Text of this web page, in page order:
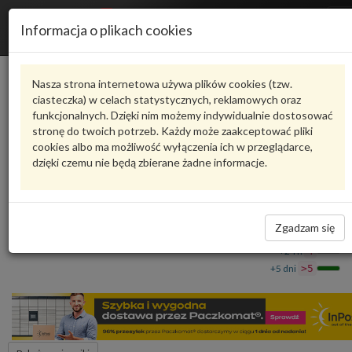
Informacja o plikach cookies
Nasza strona internetowa używa plików cookies (tzw.
ciasteczka) w celach statystycznych, reklamowych oraz
funkcjonalnych. Dzięki nim możemy indywidualnie dostosować
stronę do twoich potrzeb. Każdy może zaakceptować pliki
cookies albo ma możliwość wyłączenia ich w przeglądarce,
dzięki czemu nie będą zbierane żadne informacje.
Zgadzam się
Karta produktu
4M0839717CVAG
VAG - produkt oryginalny VW AUDI SEAT SKODA
Uszczelka drzwi zewnętrzna 4M0839717C VAG
354,68 zł
Dostępność
Wrocław 0
+24 h 4
+5 dni >5